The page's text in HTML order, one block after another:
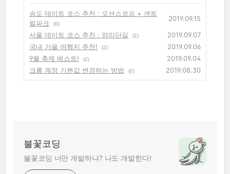
송도 데이트 코스 추천 : 오션스코프 + 센트
럴파크
(0)
2019.09.15
서울 데이트 코스 추천 : 망리단길
(2)
2019.09.07
국내 가을 여행지 추천!
(2)
2019.09.06
9월 축제 베스트!
(2)
2019.09.04
크롬 계정 기본값 변경하는 방법
(0) 2019.08.30
불꽃코딩
불꽃코딩 너만 개발하냐? 나도 개발한다!